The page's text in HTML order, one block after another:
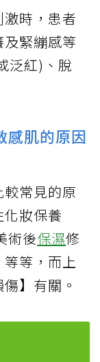
時，患者
緊繃感等
泛紅)、脫
感肌的原因
常見的原
妝保養
術後保濕修
等，而上
】有關。